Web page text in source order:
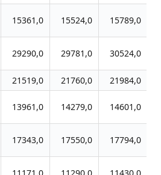
15361,0 15524,0 15789,0
29290,0 29781,0 30524,0
21519,0 21760,0 21984,0
13961,0 14279,0 14601,0
17343,0 17550,0 17794,0